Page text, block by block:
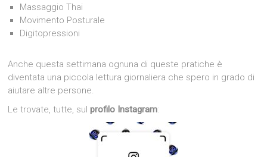
Massaggio Thai
Movimento Posturale
Digitopressioni
Anche questa settimana ognuna di queste pratiche è
diventata una piccola lettura giornaliera che spero in grado di
aiutare altre persone.
Le trovate, tutte, sulprofilo Instagram: